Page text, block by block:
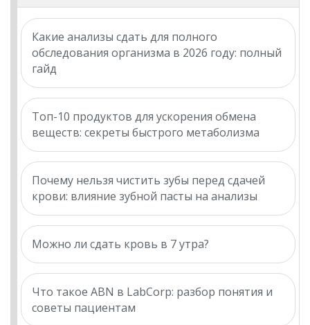
Какие анализы сдать для полного
обследования организма в 2026 году: полный
гайд
Топ-10 продуктов для ускорения обмена
веществ: секреты быстрого метаболизма
Почему нельзя чистить зубы перед сдачей
крови: влияние зубной пасты на анализы
Можно ли сдать кровь в 7 утра?
Что такое ABN в LabCorp: разбор понятия и
советы пациентам